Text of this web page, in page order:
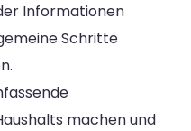
Informationen
Schritte
machen und